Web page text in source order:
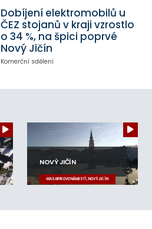
Dobíjení elektromobilů u
ČEZ stojanů v kraji vzrostlo
o 34 %, na špici poprvé
Nový Jičín
Komerční sdělení
NOVÝ JIČÍN
MASARYKOVO NÁMĚSTÍ, NOVÝ JIČÍN